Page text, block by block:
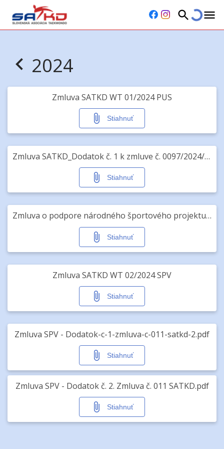
2024
Zmluva SATKD WT 01/2024 PUS
Stiahnuť
Zmluva SATKD_Dodatok č. 1 k zmluve č. 0097/2024/SŠ o poskytnutí príspevku uznanému športu v roku 2024.pdf
Stiahnuť
Zmluva o podpore národného športového projektu v roku 2024.pdf
Stiahnuť
Zmluva SATKD WT 02/2024 SPV
Stiahnuť
Zmluva SPV - Dodatok-c-1-zmluva-c-011-satkd-2.pdf
Stiahnuť
Zmluva SPV - Dodatok č. 2. Zmluva č. 011 SATKD.pdf
Stiahnuť